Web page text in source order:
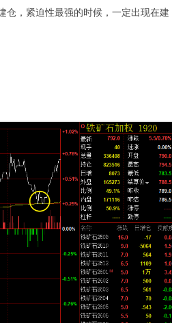
，紧迫性最强的时候，一定出现在建